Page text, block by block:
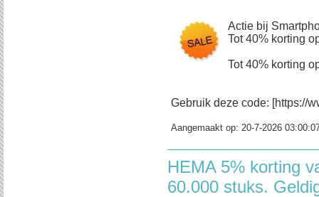
Actie bij
Tot 40% korting
Tot 40% korting
Gebruik deze code: [https://
Aangemaakt op: 20-7-2026
HEMA 5% korting
60.000 stuks.